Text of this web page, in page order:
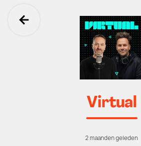
Ga terug
Virtual
2 maanden geleden